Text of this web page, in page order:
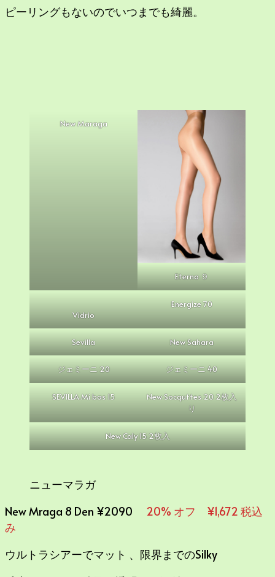
ピーリングもないのでいつまでも綺麗。
New Maraga
Eterno ９
Vidrio
Energize 70
Sevilla New Sahara
ジェミーニ 20 ジェミーニ 40
SEVILLA Mi bas 15
New Socquttes 20 2枚入
り
New Caly 15 2枚入
ニューマラガ
New Mraga 8 Den ¥2090 20% オフ ¥1,672 税込
み
ウルトラシアーでマット 、限界までのSilky